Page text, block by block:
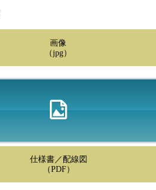
画像
（jpg）
仕様書／配線図
（PDF）